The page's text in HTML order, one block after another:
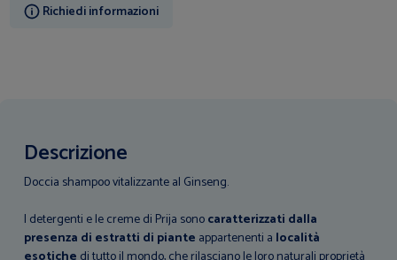
Richiedi informazioni
Descrizione
Doccia shampoo vitalizzante al Ginseng.
I detergenti e le creme di Prija sonocaratterizzati dalla
presenza di estratti di piante appartenenti a località